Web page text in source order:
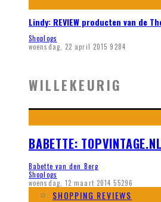
Lindy: REVIEW producten van de
Shoplogs
woensdag, 22 april 2015 9284
WILLEKEURIG
BABETTE:
Babette van den Berg
Shoplogs
woensdag, 12 maart 2014 55296
SHOPPING REVIEWS